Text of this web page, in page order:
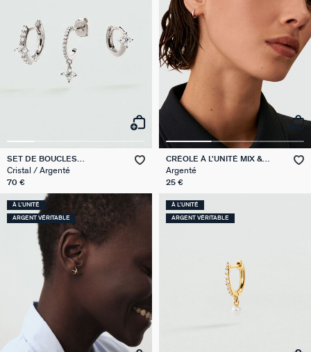
SET DE BOUCLES
D'OREILLES BELOVED MIX &
MATCH
Cristal / Argenté
70 €
CRÉOLE À L'UNITÉ MIX &
MATCH
Argenté
25 €
À L'UNITÉ
ARGENT VÉRITABLE
À L'UNITÉ
ARGENT VÉRITABLE